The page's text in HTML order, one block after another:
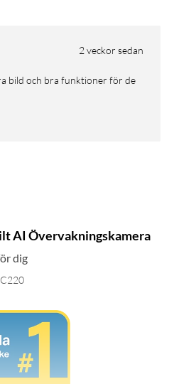
2 veckor sedan
AI Övervakningskamera
dig